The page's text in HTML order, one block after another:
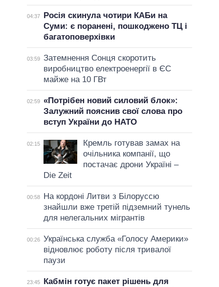
04:37
Росія скинула чотири КАБи на
Суми: є поранені, пошкоджено ТЦ і
багатоповерхівки
03:59 Затемнення Сонця скоротить
виробництво електроенергії в ЄС
майже на 10 ГВт
02:59 «Потрібен новий силовий блок»:
Залужний пояснив свої слова про
вступ України до НАТО
02:15
Кремль готував замах на
очільника компанії, що
постачає дрони Україні –
Die Zeit
00:58
На кордоні Литви з Білоруссю
знайшли вже третій підземний тунель
для нелегальних мігрантів
00:26 Українська служба «Голосу Америки»
відновлює роботу після тривалої
паузи
23:45
Кабмін готує пакет рішень для